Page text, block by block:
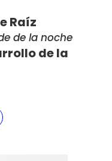
Raíz
de la noche
de la